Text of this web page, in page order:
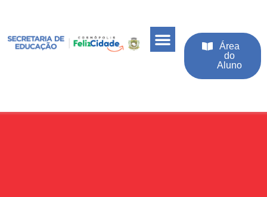
Área
do
Aluno